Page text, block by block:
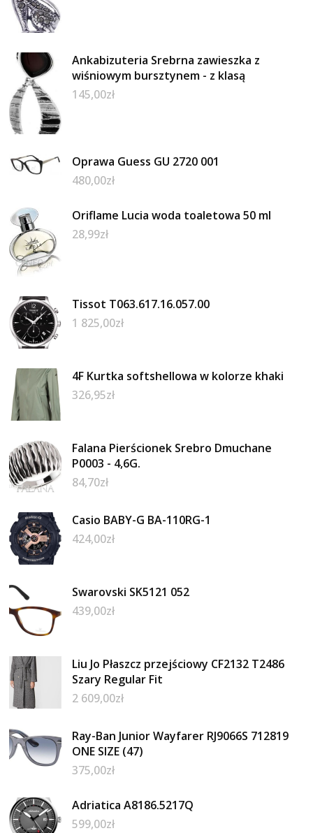
Ankabizuteria Srebrna zawieszka z
wiśniowym bursztynem - z klasą
145,00zł
Oprawa Guess GU 2720 001
480,00zł
Oriflame Lucia woda toaletowa 50 ml
28,99zł
Tissot T063.617.16.057.00
1 825,00zł
4F Kurtka softshellowa w kolorze khaki
326,95zł
Falana Pierścionek Srebro Dmuchane
P0003 - 4,6G.
84,70zł
Casio BABY-G BA-110RG-1
424,00zł
Swarovski SK5121 052
439,00zł
Liu Jo Płaszcz przejściowy CF2132 T2486
Szary Regular Fit
2 609,00zł
Ray-Ban Junior Wayfarer RJ9066S 712819
ONE SIZE (47)
375,00zł
Adriatica A8186.5217Q
599,00zł